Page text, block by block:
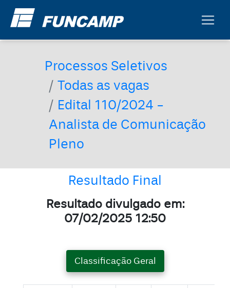
Processos Seletivos
Todas as vagas
Edital 110/2024 -
Analista de Comunicação
Pleno
Resultado Final
Resultado divulgado em:
07/02/2025 12:50
Classificação Geral